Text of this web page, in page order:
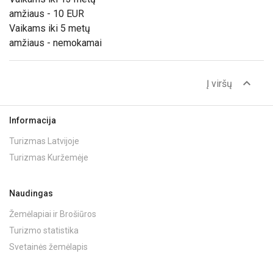
amžiaus - 10 EUR
Vaikams iki 5 metų
amžiaus - nemokamai
Į viršų expand_less
Informacija
Turizmas Latvijoje
Turizmas Kuržemėje
Naudingas
Žemėlapiai ir Brošiūros
Turizmo statistika
Svetainės žemėlapis